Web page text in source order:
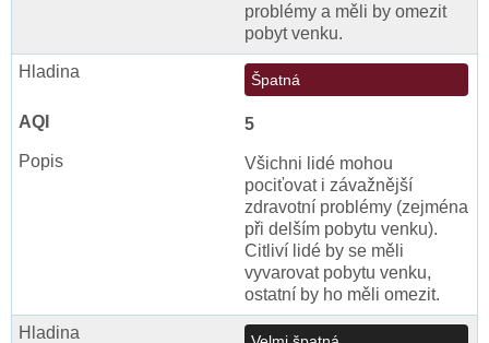
problémy a měli by omezit
pobyt venku.
Špatná
5
Všichni lidé mohou
pociťovat i závažnější
zdravotní problémy (zejména
při delším pobytu venku).
Citliví lidé by se měli
vyvarovat pobytu venku,
ostatní by ho měli omezit.